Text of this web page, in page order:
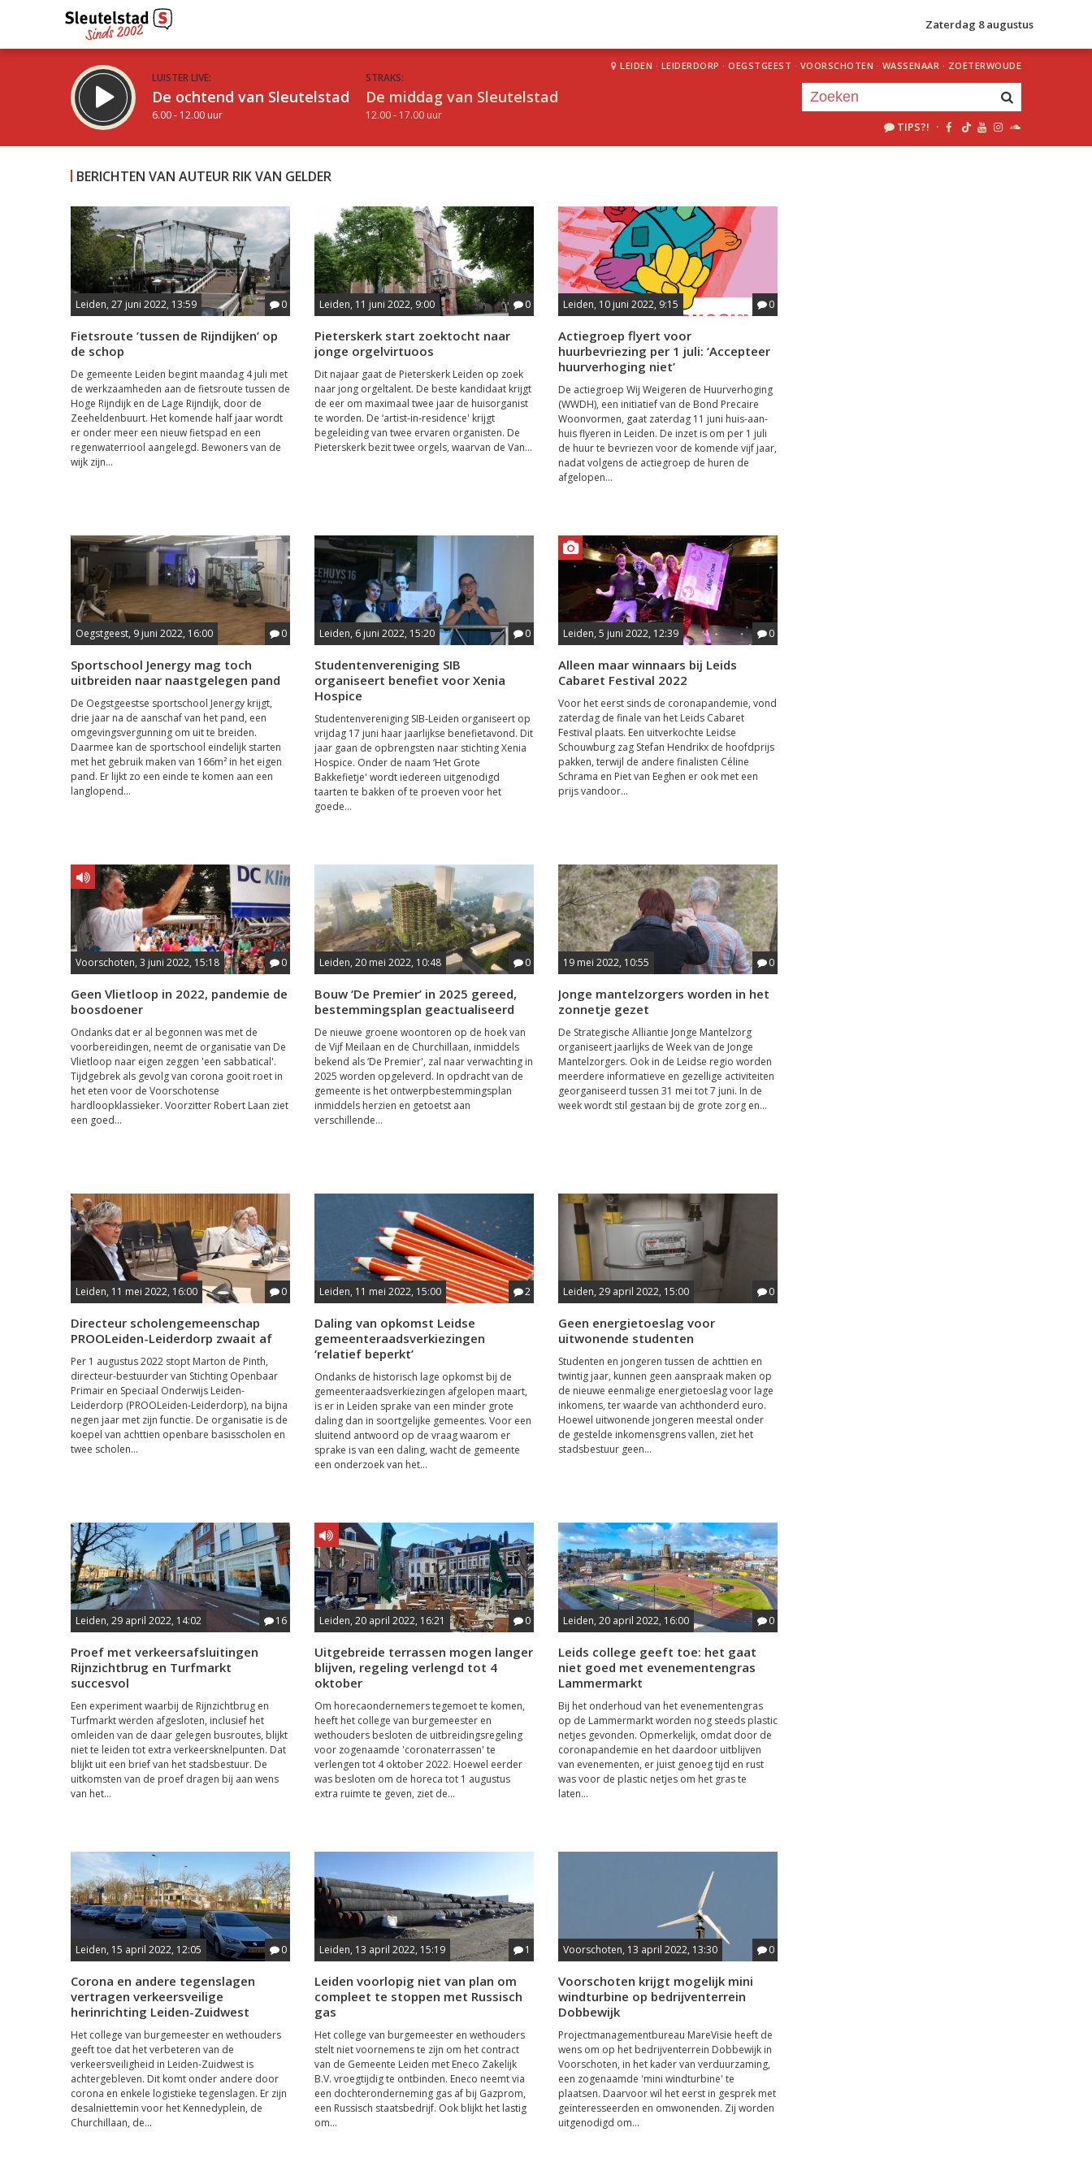
Zaterdag 8 augustus
LUISTER LIVE:
De ochtend van Sleutelstad
6.00 - 12.00 uur
STRAKS:
De middag van Sleutelstad
12.00 - 17.00 uur
LEIDEN · LEIDERDORP · OEGSTGEEST · VOORSCHOTEN · WASSENAAR · ZOETERWOUDE
TIPS?! ·
Inklappen
BERICHTEN VAN AUTEUR RIK VAN GELDER
Leiden, 27 juni 2022, 13:59 0
Fietsroute ’tussen de Rijndijken’ op
de schop
De gemeente Leiden begint maandag 4 juli met
de werkzaamheden aan de fietsroute tussen de
Hoge Rijndijk en de Lage Rijndijk, door de
Zeeheldenbuurt. Het komende half jaar wordt
er onder meer een nieuw fietspad en een
regenwaterriool aangelegd. Bewoners van de
wijk zijn...
Leiden, 11 juni 2022, 9:00 0
Pieterskerk start zoektocht naar
jonge orgelvirtuoos
Dit najaar gaat de Pieterskerk Leiden op zoek
naar jong orgeltalent. De beste kandidaat krijgt
de eer om maximaal twee jaar de huisorganist
te worden. De ‘artist-in-residence' krijgt
begeleiding van twee ervaren organisten. De
Pieterskerk bezit twee orgels, waarvan de Van...
Leiden, 10 juni 2022, 9:15 0
Actiegroep flyert voor
huurbevriezing per 1 juli: ‘Accepteer
huurverhoging niet’
De actiegroep Wij Weigeren de Huurverhoging
(WWDH), een initiatief van de Bond Precaire
Woonvormen, gaat zaterdag 11 juni huis-aan-
huis flyeren in Leiden. De inzet is om per 1 juli
de huur te bevriezen voor de komende vijf jaar,
nadat volgens de actiegroep de huren de
afgelopen...
Oegstgeest, 9 juni 2022, 16:00 0
Sportschool Jenergy mag toch
uitbreiden naar naastgelegen pand
De Oegstgeestse sportschool Jenergy krijgt,
drie jaar na de aanschaf van het pand, een
omgevingsvergunning om uit te breiden.
Daarmee kan de sportschool eindelijk starten
met het gebruik maken van 166m² in het eigen
pand. Er lijkt zo een einde te komen aan een
langlopend...
Leiden, 6 juni 2022, 15:20 0
Studentenvereniging SIB
organiseert benefiet voor Xenia
Hospice
Studentenvereniging SIB-Leiden organiseert op
vrijdag 17 juni haar jaarlijkse benefietavond. Dit
jaar gaan de opbrengsten naar stichting Xenia
Hospice. Onder de naam ‘Het Grote
Bakkefietje' wordt iedereen uitgenodigd
taarten te bakken of te proeven voor het
goede...
Leiden, 5 juni 2022, 12:39 0
Alleen maar winnaars bij Leids
Cabaret Festival 2022
Voor het eerst sinds de coronapandemie, vond
zaterdag de finale van het Leids Cabaret
Festival plaats. Een uitverkochte Leidse
Schouwburg zag Stefan Hendrikx de hoofdprijs
pakken, terwijl de andere finalisten Céline
Schrama en Piet van Eeghen er ook met een
prijs vandoor...
Voorschoten, 3 juni 2022, 15:18 0
Geen Vlietloop in 2022, pandemie de
boosdoener
Ondanks dat er al begonnen was met de
voorbereidingen, neemt de organisatie van De
Vlietloop naar eigen zeggen 'een sabbatical'.
Tijdgebrek als gevolg van corona gooit roet in
het eten voor de Voorschotense
hardloopklassieker. Voorzitter Robert Laan ziet
een goed...
Leiden, 20 mei 2022, 10:48 0
Bouw ‘De Premier’ in 2025 gereed,
bestemmingsplan geactualiseerd
De nieuwe groene woontoren op de hoek van
de Vijf Meilaan en de Churchillaan, inmiddels
bekend als ‘De Premier', zal naar verwachting in
2025 worden opgeleverd. In opdracht van de
gemeente is het ontwerpbestemmingsplan
inmiddels herzien en getoetst aan
verschillende...
19 mei 2022, 10:55 0
Jonge mantelzorgers worden in het
zonnetje gezet
De Strategische Alliantie Jonge Mantelzorg
organiseert jaarlijks de Week van de Jonge
Mantelzorgers. Ook in de Leidse regio worden
meerdere informatieve en gezellige activiteiten
georganiseerd tussen 31 mei tot 7 juni. In de
week wordt stil gestaan bij de grote zorg en...
Leiden, 11 mei 2022, 16:00 0
Directeur scholengemeenschap
PROOLeiden-Leiderdorp zwaait af
Per 1 augustus 2022 stopt Marton de Pinth,
directeur-bestuurder van Stichting Openbaar
Primair en Speciaal Onderwijs Leiden-
Leiderdorp (PROOLeiden-Leiderdorp), na bijna
negen jaar met zijn functie. De organisatie is de
koepel van achttien openbare basisscholen en
twee scholen...
Leiden, 11 mei 2022, 15:00 2
Daling van opkomst Leidse
gemeenteraadsverkiezingen
‘relatief beperkt’
Ondanks de historisch lage opkomst bij de
gemeenteraadsverkiezingen afgelopen maart,
is er in Leiden sprake van een minder grote
daling dan in soortgelijke gemeentes. Voor een
sluitend antwoord op de vraag waarom er
sprake is van een daling, wacht de gemeente
een onderzoek van het...
Leiden, 29 april 2022, 15:00 0
Geen energietoeslag voor
uitwonende studenten
Studenten en jongeren tussen de achttien en
twintig jaar, kunnen geen aanspraak maken op
de nieuwe eenmalige energietoeslag voor lage
inkomens, ter waarde van achthonderd euro.
Hoewel uitwonende jongeren meestal onder
de gestelde inkomensgrens vallen, ziet het
stadsbestuur geen...
Leiden, 29 april 2022, 14:02 16
Proef met verkeersafsluitingen
Rijnzichtbrug en Turfmarkt
succesvol
Een experiment waarbij de Rijnzichtbrug en
Turfmarkt werden afgesloten, inclusief het
omleiden van de daar gelegen busroutes, blijkt
niet te leiden tot extra verkeersknelpunten. Dat
blijkt uit een brief van het stadsbestuur. De
uitkomsten van de proef dragen bij aan wens
van het...
Leiden, 20 april 2022, 16:21 0
Uitgebreide terrassen mogen langer
blijven, regeling verlengd tot 4
oktober
Om horecaondernemers tegemoet te komen,
heeft het college van burgemeester en
wethouders besloten de uitbreidingsregeling
voor zogenaamde 'coronaterrassen' te
verlengen tot 4 oktober 2022. Hoewel eerder
was besloten om de horeca tot 1 augustus
extra ruimte te geven, ziet de...
Leiden, 20 april 2022, 16:00 0
Leids college geeft toe: het gaat
niet goed met evenementengras
Lammermarkt
Bij het onderhoud van het evenementengras
op de Lammermarkt worden nog steeds plastic
netjes gevonden. Opmerkelijk, omdat door de
coronapandemie en het daardoor uitblijven
van evenementen, er juist genoeg tijd en rust
was voor de plastic netjes om het gras te
laten...
Leiden, 15 april 2022, 12:05 0
Corona en andere tegenslagen
vertragen verkeersveilige
herinrichting Leiden-Zuidwest
Het college van burgemeester en wethouders
geeft toe dat het verbeteren van de
verkeersveiligheid in Leiden-Zuidwest is
achtergebleven. Dit komt onder andere door
corona en enkele logistieke tegenslagen. Er zijn
desalniettemin voor het Kennedyplein, de
Churchillaan, de...
Leiden, 13 april 2022, 15:19 1
Leiden voorlopig niet van plan om
compleet te stoppen met Russisch
gas
Het college van burgemeester en wethouders
stelt niet voornemens te zijn om het contract
van de Gemeente Leiden met Eneco Zakelijk
B.V. vroegtijdig te ontbinden. Eneco neemt via
een dochteronderneming gas af bij Gazprom,
een Russisch staatsbedrijf. Ook blijkt het lastig
om...
Voorschoten, 13 april 2022, 13:30 0
Voorschoten krijgt mogelijk mini
windturbine op bedrijventerrein
Dobbewijk
Projectmanagementbureau MareVisie heeft de
wens om op het bedrijventerrein Dobbewijk in
Voorschoten, in het kader van verduurzaming,
een zogenaamde 'mini windturbine' te
plaatsen. Daarvoor wil het eerst in gesprek met
geïnteresseerden en omwonenden. Zij worden
uitgenodigd om...